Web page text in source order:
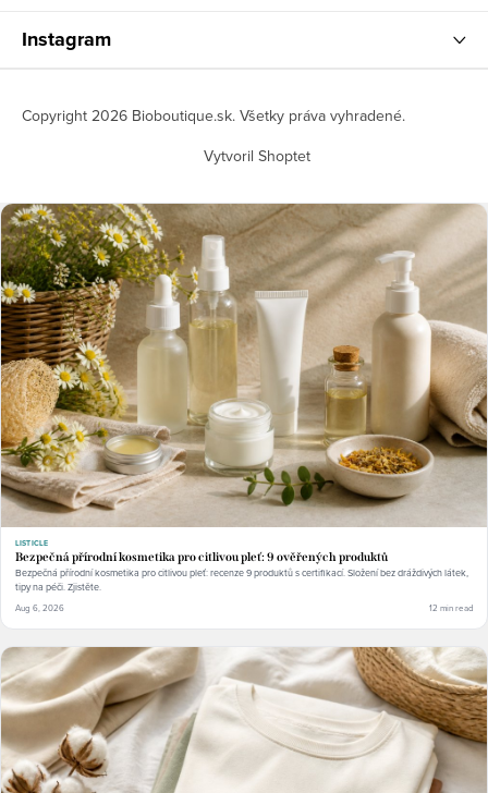
Instagram
Vytvoril Shoptet
Copyright 2026 Bioboutique.sk. Všetky práva vyhradené.
LISTICLE
Bezpečná přírodní kosmetika pro citlivou pleť: 9 ověřených produktů
Bezpečná přírodní kosmetika pro citlivou pleť: recenze 9 produktů s certifikací. Složení bez dráždivých látek,
tipy na péči. Zjistěte.
Aug 6, 2026 12 min read